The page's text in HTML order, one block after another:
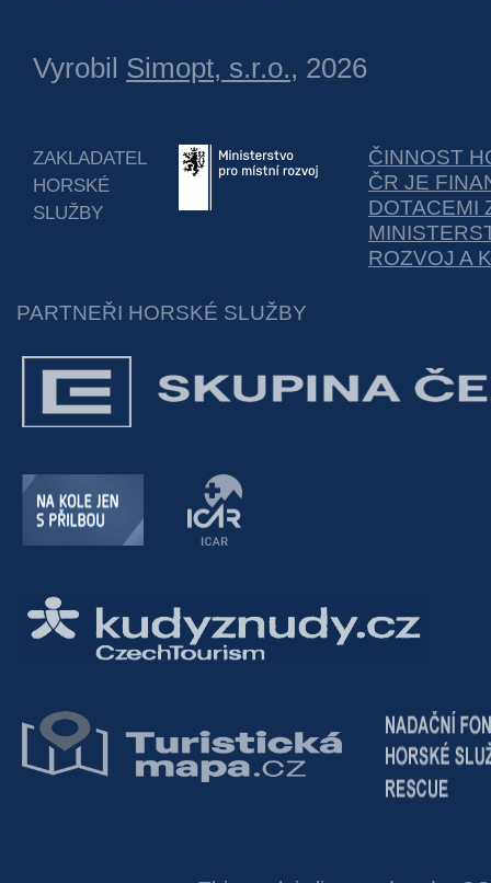
Vyrobil Simopt, s.r.o., 2026
ZAKLADATEL
HORSKÉ
SLUŽBY
ČINNOST
ČR JE
DOTACEMI
ROZVOJ A
PARTNEŘI HORSKÉ SLUŽBY